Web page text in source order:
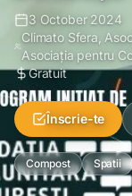
3 October 2024
Climato Sfera,
Asociația pentru
Gratuit
Înscrie-te
Compost Spatii